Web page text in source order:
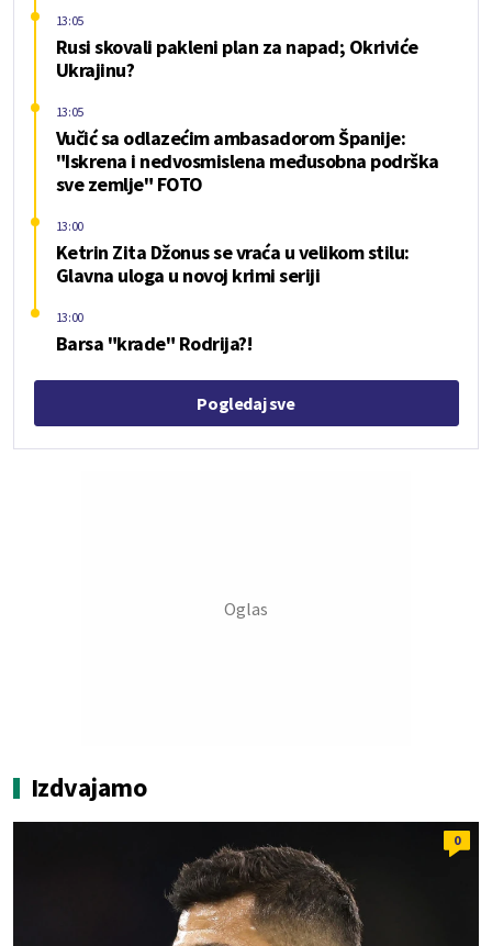
Rusi skovali pakleni plan za napad; Okriviće
Ukrajinu?
13:05
Vučić sa odlazećim ambasadorom Španije:
"Iskrena i nedvosmislena međusobna podrška
sve zemlje" FOTO
13:05
Ketrin Zita Džonus se vraća u velikom stilu:
Glavna uloga u novoj krimi seriji
13:00
Barsa "krade" Rodrija?!
13:00
Pogledaj sve
Izdvajamo
0